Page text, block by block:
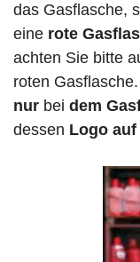
das Gasflasche,
eine rote
achten Sie bitte
roten
nur bei dem
dessen Logo